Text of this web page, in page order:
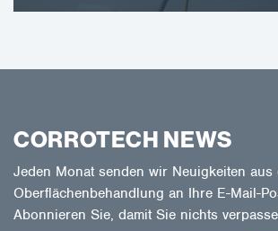
CORROTECH NEWS
Jeden Monat senden wir Neuigkeiten aus
Oberflächenbehandlung an Ihre E-Mail-
Abonnieren Sie, damit Sie nichts